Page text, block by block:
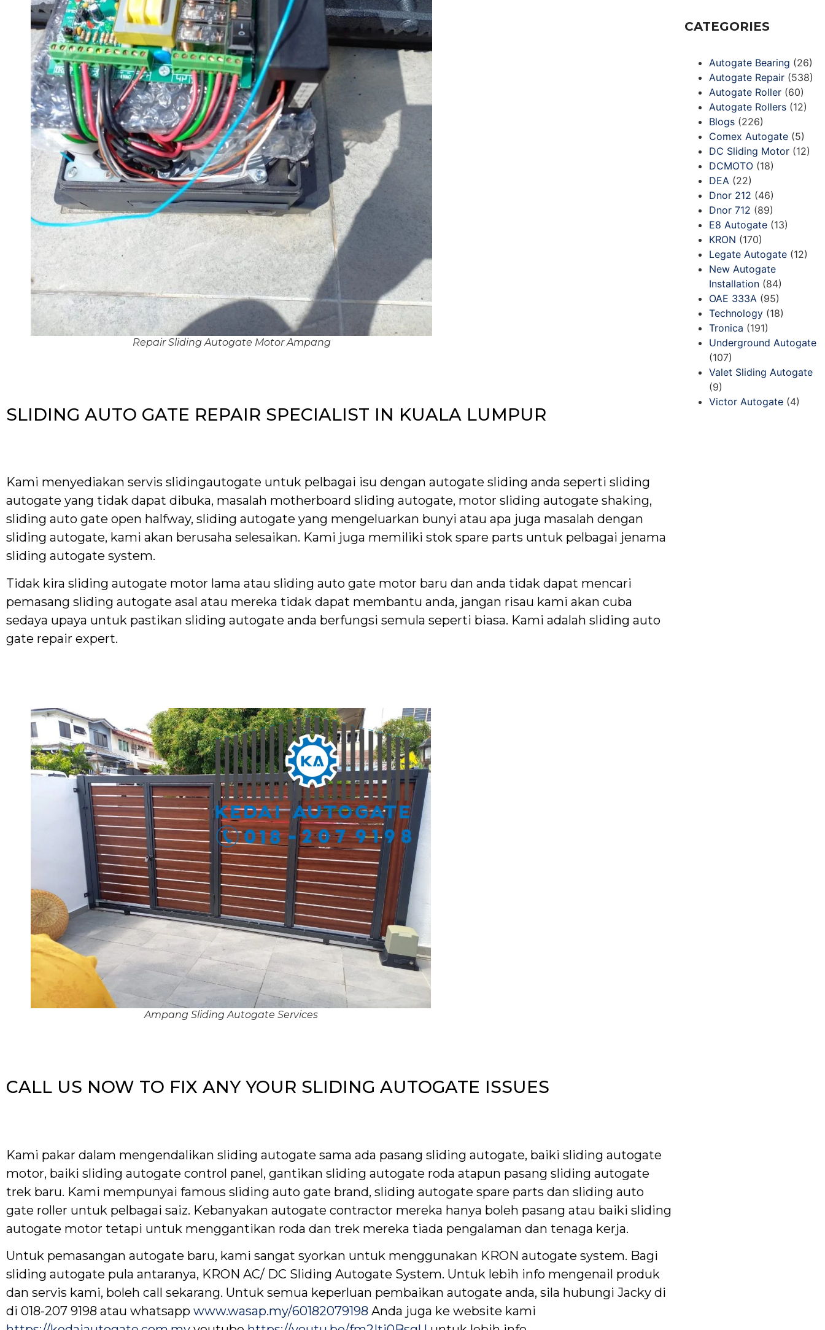
Repair Sliding Autogate Motor Ampang
SLIDING AUTO GATE REPAIR SPECIALIST IN KUALA LUMPUR
Kami menyediakan servis slidingautogate untuk pelbagai isu dengan autogate sliding anda seperti sliding
autogate yang tidak dapat dibuka, masalah motherboard sliding autogate, motor sliding autogate shaking,
sliding auto gate open halfway, sliding autogate yang mengeluarkan bunyi atau apa juga masalah dengan
sliding autogate, kami akan berusaha selesaikan. Kami juga memiliki stok spare parts untuk pelbagai jenama
sliding autogate system.
Tidak kira sliding autogate motor lama atau sliding auto gate motor baru dan anda tidak dapat mencari
pemasang sliding autogate asal atau mereka tidak dapat membantu anda, jangan risau kami akan cuba
sedaya upaya untuk pastikan sliding autogate anda berfungsi semula seperti biasa. Kami adalah sliding auto
gate repair expert.
Ampang Sliding Autogate Services
CALL US NOW TO FIX ANY YOUR SLIDING AUTOGATE ISSUES
Kami pakar dalam mengendalikan sliding autogate sama ada pasang sliding autogate, baiki sliding autogate
motor, baiki sliding autogate control panel, gantikan sliding autogate roda atapun pasang sliding autogate
trek baru. Kami mempunyai famous sliding auto gate brand, sliding autogate spare parts dan sliding auto
gate roller untuk pelbagai saiz. Kebanyakan autogate contractor mereka hanya boleh pasang atau baiki sliding
autogate motor tetapi untuk menggantikan roda dan trek mereka tiada pengalaman dan tenaga kerja.
Untuk pemasangan autogate baru, kami sangat syorkan untuk menggunakan KRON autogate system. Bagi
sliding autogate pula antaranya, KRON AC/ DC Sliding Autogate System. Untuk lebih info mengenail produk
dan servis kami, boleh call sekarang. Untuk semua keperluan pembaikan autogate anda, sila hubungi Jacky di
di 018-207 9198 atau whatsapp www.wasap.my/60182079198 Anda juga ke website kami
CATEGORIES
Autogate Bearing (26)
Autogate Repair(538)
Autogate Roller(60)
Autogate Rollers(12)
Blogs(226)
Comex Autogate(5)
DC Sliding Motor(12)
DCMOTO(18)
DEA(22)
Dnor 212 (46)
Dnor 712 (89)
E8 Autogate(13)
KRON (170)
Legate Autogate(12)
New Autogate
Installation(84)
OAE 333A(95)
Technology(18)
Tronica (191)
Underground Autogate
(107)
Valet Sliding Autogate
(9)
Victor Autogate(4)